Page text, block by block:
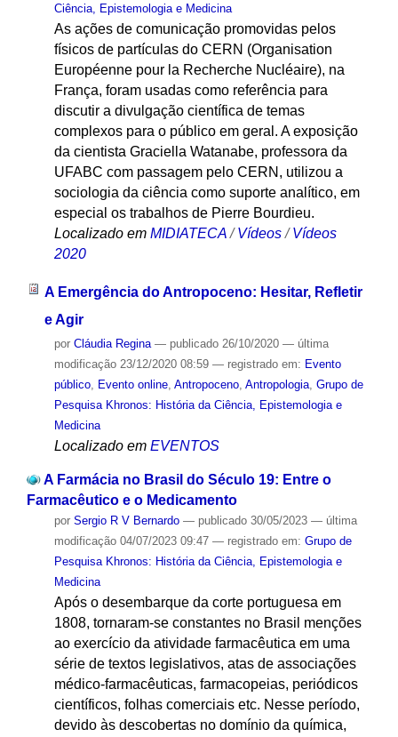
Ciência, Epistemologia e Medicina
As ações de comunicação promovidas pelos
físicos de partículas do CERN (Organisation
Européenne pour la Recherche Nucléaire), na
França, foram usadas como referência para
discutir a divulgação científica de temas
complexos para o público em geral. A exposição
da cientista Graciella Watanabe, professora da
UFABC com passagem pelo CERN, utilizou a
sociologia da ciência como suporte analítico, em
especial os trabalhos de Pierre Bourdieu.
Localizado em MIDIATECA /Vídeos /Vídeos
2020
A Emergência do Antropoceno: Hesitar, Refletir
e Agir
por Cláudia Regina — publicado26/10/2020 — última
modificação23/12/2020 08:59 — registrado em: Evento
público, Evento online, Antropoceno, Antropologia, Grupo de
Pesquisa Khronos: História da Ciência, Epistemologia e
Medicina
Localizado em EVENTOS
A Farmácia no Brasil do Século 19: Entre o
Farmacêutico e o Medicamento
por Sergio R V Bernardo — publicado30/05/2023 — última
modificação04/07/2023 09:47 — registrado em: Grupo de
Pesquisa Khronos: História da Ciência, Epistemologia e
Medicina
Após o desembarque da corte portuguesa em
1808, tornaram-se constantes no Brasil menções
ao exercício da atividade farmacêutica em uma
série de textos legislativos, atas de associações
médico-farmacêuticas, farmacopeias, periódicos
científicos, folhas comerciais etc. Nesse período,
devido às descobertas no domínio da química,